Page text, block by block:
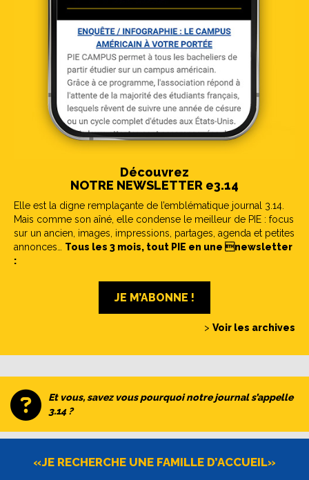
Découvrez
NOTRE NEWSLETTER e3.14
Elle est la digne remplaçante de l’emblématique journal 3.14.
Mais comme son aîné, elle condense le meilleur de PIE : focus
sur un ancien, images, impressions, partages, agenda et petites
annonces… Tous les 3 mois, tout PIE en une newsletter
:
JE M’ABONNE !
> Voir les archives
Et vous, savez vous pourquoi notre journal s’appelle
3.14 ?
«JE RECHERCHE UNE FAMILLE D’ACCUEIL»